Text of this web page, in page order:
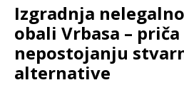
Izgradnja
obali Vrbasa – priča
nepostojanju
alternative